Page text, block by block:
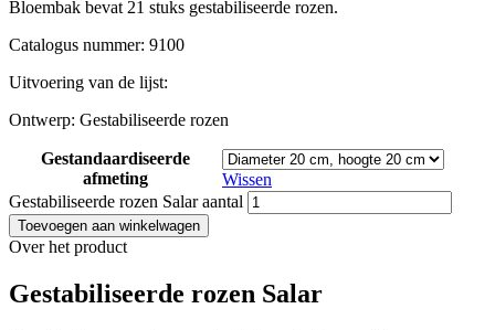
Bloembak bevat 21 stuks gestabiliseerde rozen.
Catalogus nummer: 9100
Uitvoering van de lijst:
Ontwerp: Gestabiliseerde rozen
Gestandaardiseerde
afmeting
Wissen
Gestabiliseerde rozen Salar aantal
Toevoegen aan winkelwagen
Over het product
Gestabiliseerde rozen Salar